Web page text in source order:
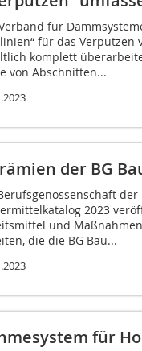
für
für das Verputzen
komplett
von Abschnitten...
der BG
2023
und
die die BG Bau...
für